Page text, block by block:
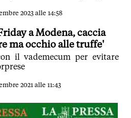
negozi che venderanno i
Rossi: 'Scegliere
di andare in negozio è la
anche per salvare un
2023 alle 14:58
a Modena, caccia
ma occhio alle truffe'
il vademecum per evitare
2021 alle 11:43